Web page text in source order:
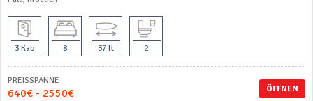
3 Kab 8 37 ft 2
ÖFFNEN
PREISSPANNE
640€ - 2550€